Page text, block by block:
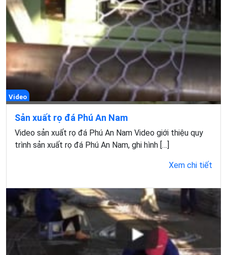
Video
Sản xuất rọ đá Phú An Nam
Video sản xuất rọ đá Phú An Nam Video giới thiệu quy
trình sản xuất rọ đá Phú An Nam, ghi hình […]
Xem chi tiết